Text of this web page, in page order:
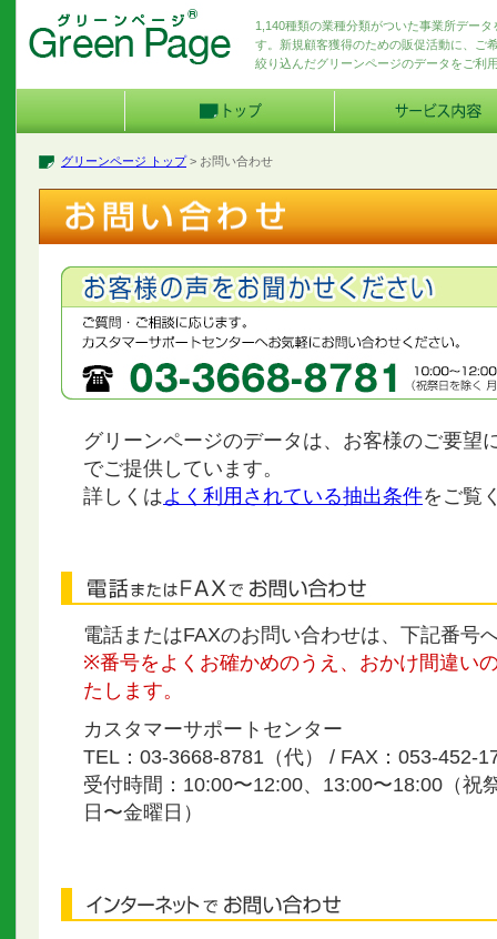
1,140種類の業種分類がついた事業所データ
す。新規顧客獲得のための販促活動に、ご
絞り込んだグリーンページのデータをご利
グリーンページ トップ> お問い合わせ
グリーンページのデータは、お客様のご要望
でご提供しています。
詳しくはよく利用されている抽出条件をご覧
電話またはFAXのお問い合わせは、下記番号
※番号をよくお確かめのうえ、おかけ間違い
たします。
カスタマーサポートセンター
TEL：03-3668-8781（代） / FAX：053-452-
受付時間：10:00〜12:00、13:00〜18:00（祝
日〜金曜日）